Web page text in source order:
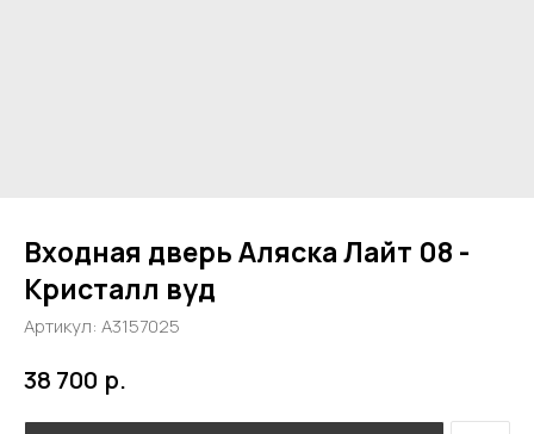
Входная дверь Аляска Лайт 08 -
Кристалл вуд
Артикул: А3157025
38 700 р.